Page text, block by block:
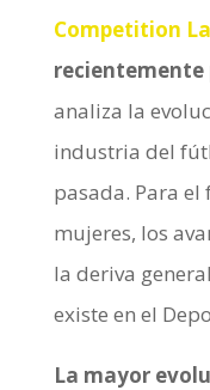
Competition
recientemente
analiza la
industria del
pasada. Para
mujeres, los
la deriva
existe en el
La mayor